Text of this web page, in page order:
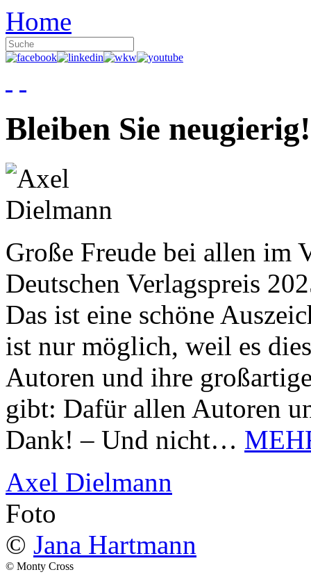
Home
Bleiben Sie neugierig!
Große Freude bei allen im
Deutschen Verlagspreis
Das ist eine schöne
ist nur möglich, weil es
Autoren und ihre
gibt: Dafür allen Autoren
Dank! – Und nicht…
Axel Dielmann
Foto
© Jana Hartmann
© Monty Cross